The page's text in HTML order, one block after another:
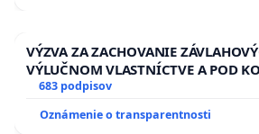
VÝZVA ZA ZACHOVANIE
VÝLUČNOM VLASTNÍCTVE A POD
SLOVENSKEJ REPUBLIKY & žiadosť
zanedbaného stavu závlahových a
kanálov na Slovensku
683 podpisov
Oznámenie o transparentnosti